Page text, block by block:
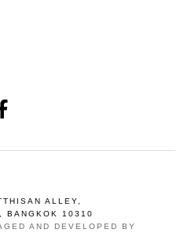
ALLEY,
BANGKOK 10310
AND DEVELOPED BY